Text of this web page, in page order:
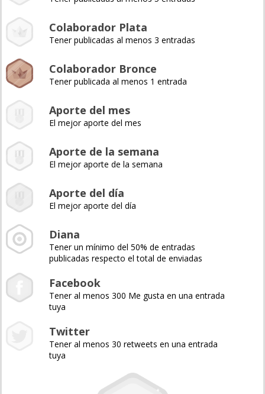
Colaborador Plata
Tener publicadas al menos 3 entradas
Colaborador Bronce
Tener publicada al menos 1 entrada
Aporte del mes
El mejor aporte del mes
Aporte de la semana
El mejor aporte de la semana
Aporte del día
El mejor aporte del día
Diana
Tener un mínimo del 50% de entradas
publicadas respecto el total de enviadas
Facebook
Tener al menos 300 Me gusta en una entrada
tuya
Twitter
Tener al menos 30 retweets en una entrada
tuya